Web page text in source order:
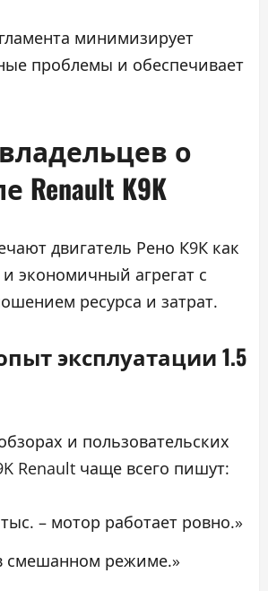
минимизирует
проблемы и обеспечивает
о
Renault K9K
двигатель Рено К9К как
экономичный агрегат с
ресурса и затрат.
эксплуатации 1.5
и пользовательских
Renault чаще всего пишут:
– мотор работает ровно.»
смешанном режиме.»